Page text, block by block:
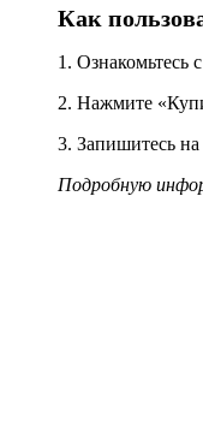
Как
1. Ознакомьтесь
2. Нажмите
3. Запишитесь
Подробную